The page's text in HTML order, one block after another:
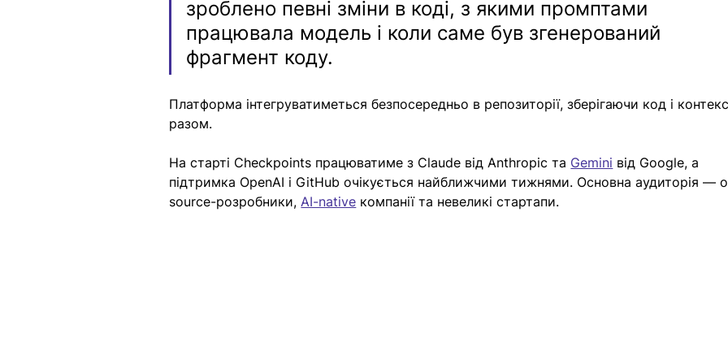
зроблено певні зміни в коді, з якими промптами
працювала модель і коли саме був згенерований
фрагмент коду.
Платформа інтегруватиметься безпосередньо в репозиторії, зберігаючи код і
разом.
На старті Checkpoints працюватиме з Claude від Anthropic та Gemini від Google, а
підтримка OpenAI і GitHub очікується найближчими тижнями. Основна аудиторія —
source-розробники, AI-native компанії та невеликі стартапи.